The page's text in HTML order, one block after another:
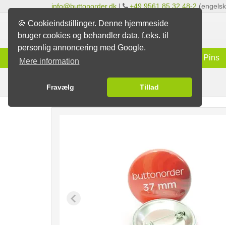
🍪 Cookieindstillinger. Denne hjemmeside
bruger cookies og behandler data, f.eks. til
personlig annoncering med Google.
Mere information
Fravælg Tillad
info@buttonorder.dk | +49 9561 85 32 48-2
Pins
Badges Nålelås-badges